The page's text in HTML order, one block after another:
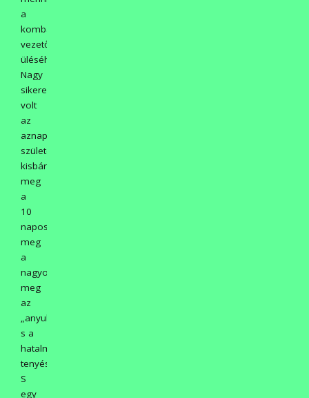
a
kombájn
vezető
üléséhez.
Nagy
sikere
volt
az
aznap
született
kisbáránynak,
meg
a
10
naposnak,
meg
a
nagyobbaknak,
meg
az
„anyukáknak”,
s a
hatalmas
tenyészkosoknak.
S
egy